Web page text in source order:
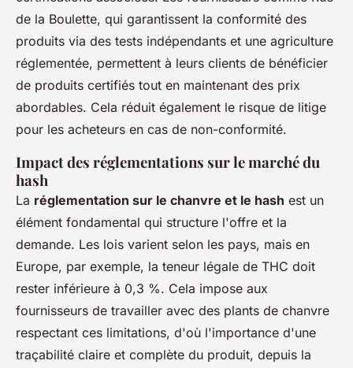
de la Boulette, qui garantissent la conformité des
produits via des tests indépendants et une agriculture
réglementée, permettent à leurs clients de bénéficier
de produits certifiés tout en maintenant des prix
abordables. Cela réduit également le risque de litige
pour les acheteurs en cas de non-conformité.
Impact des réglementations sur le marché du
hash
La réglementation sur le chanvre et le hash est un
élément fondamental qui structure l'offre et la
demande. Les lois varient selon les pays, mais en
Europe, par exemple, la teneur légale de THC doit
rester inférieure à 0,3 %. Cela impose aux
fournisseurs de travailler avec des plants de chanvre
respectant ces limitations, d'où l'importance d'une
traçabilité claire et complète du produit, depuis la